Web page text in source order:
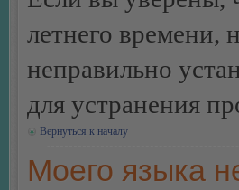
летнего времени,
неправильно
для устранения
Вернуться к началу
Моего языка